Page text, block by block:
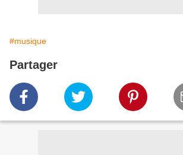
#musique
Partager